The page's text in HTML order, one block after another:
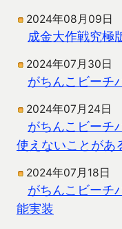
2024年08月09日
成金大作戦究極
2024年07月30日
がちんこビーチ
2024年07月24日
がちんこビーチ
使えないことがあ
2024年07月18日
がちんこビーチ
能実装